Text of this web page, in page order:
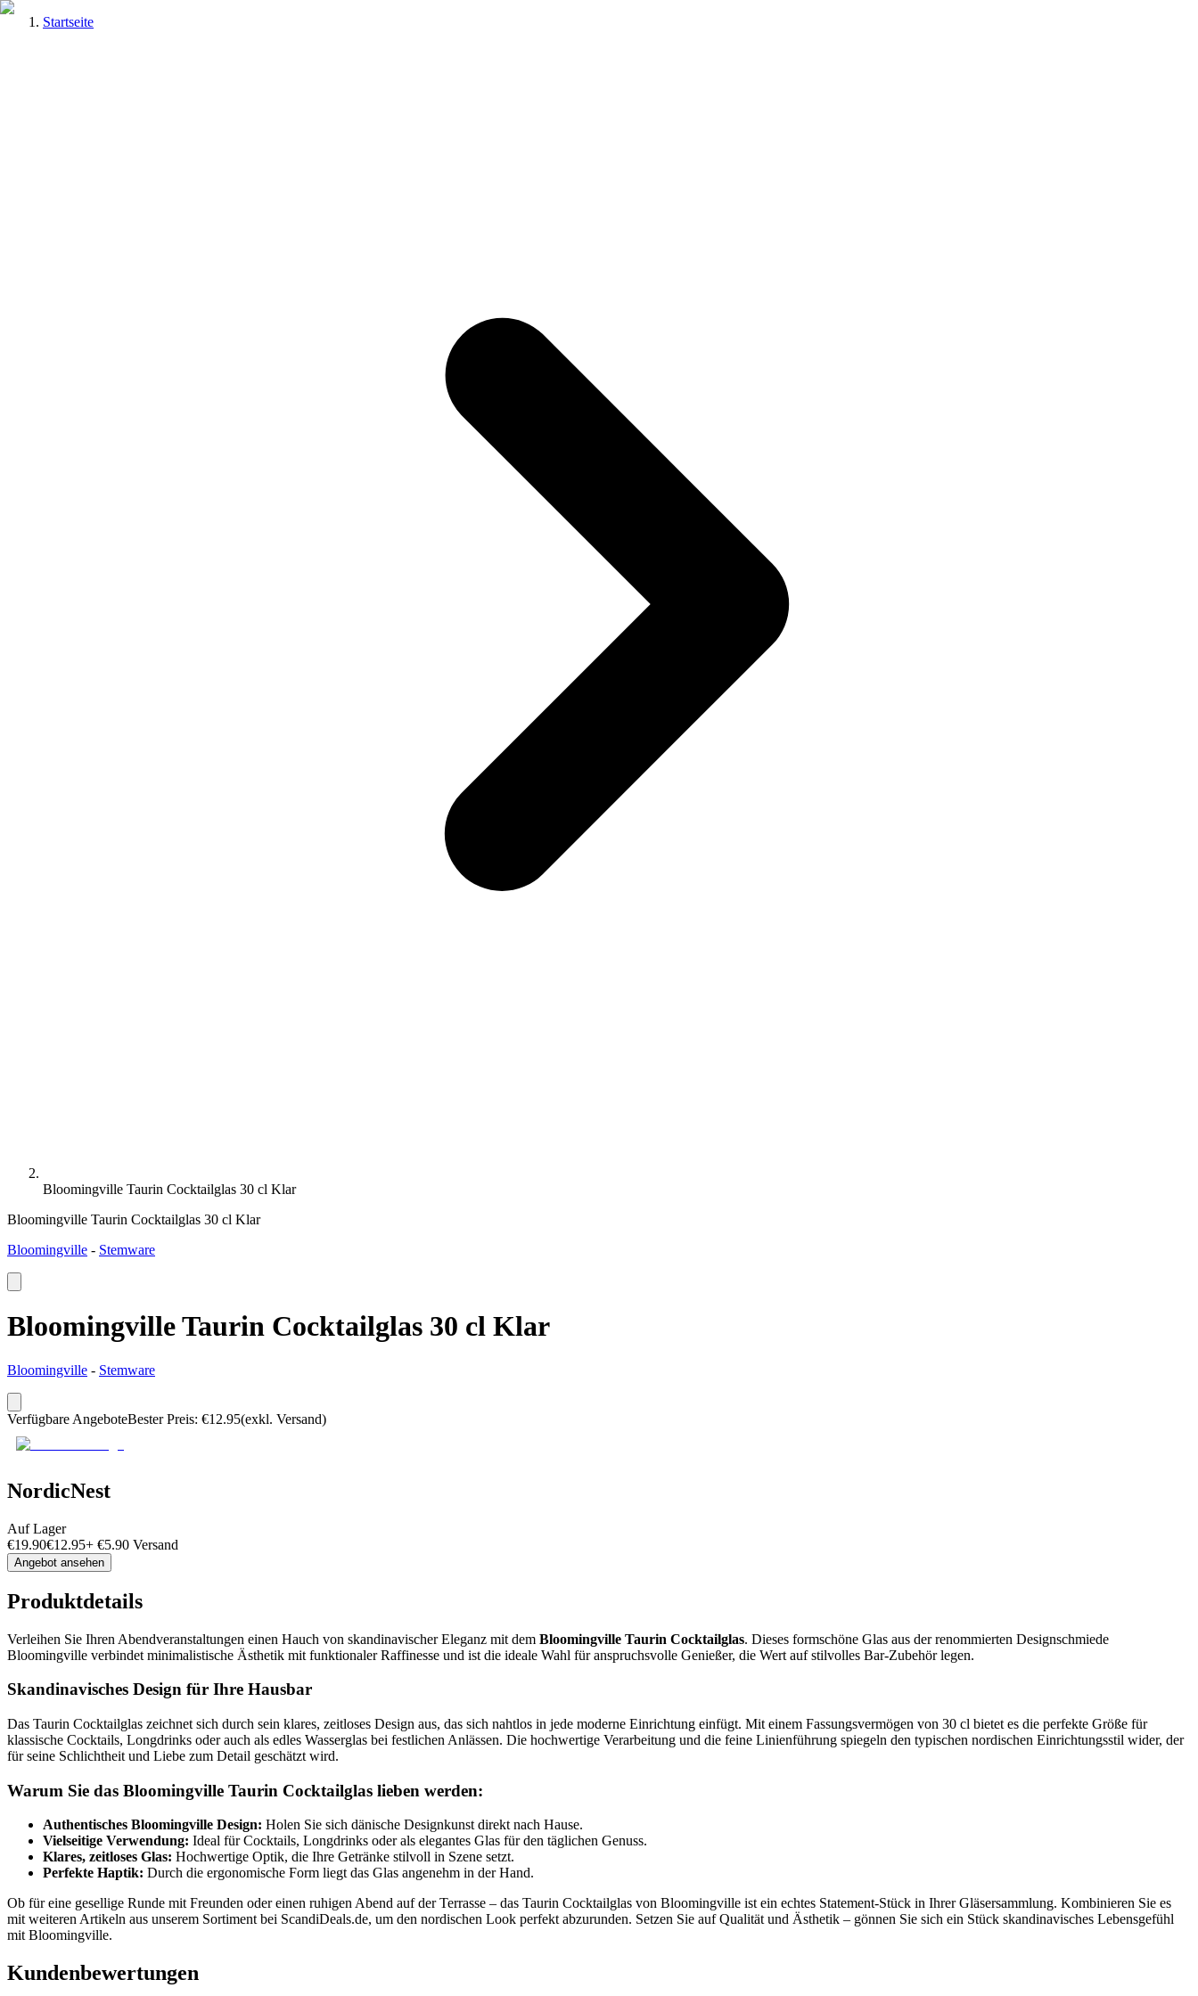
Startseite
Bloomingville Taurin Cocktailglas 30 cl Klar
Bloomingville Taurin Cocktailglas 30 cl Klar
Bloomingville - Stemware
Bloomingville Taurin Cocktailglas 30 cl Klar
Bloomingville - Stemware
Verfügbare AngeboteBester Preis: €12.95(exkl. Versand)
NordicNest
Auf Lager
€19.90€12.95+ €5.90 Versand
Angebot ansehen
Produktdetails
Verleihen Sie Ihren Abendveranstaltungen einen Hauch von skandinavischer Eleganz mit dem Bloomingville Taurin Cocktailglas. Dieses formschöne Glas aus der renommierten Designschmiede
Bloomingville verbindet minimalistische Ästhetik mit funktionaler Raffinesse und ist die ideale Wahl für anspruchsvolle Genießer, die Wert auf stilvolles Bar-Zubehör legen.
Skandinavisches Design für Ihre Hausbar
Das Taurin Cocktailglas zeichnet sich durch sein klares, zeitloses Design aus, das sich nahtlos in jede moderne Einrichtung einfügt. Mit einem Fassungsvermögen von 30 cl bietet es die perfekte Größe für
klassische Cocktails, Longdrinks oder auch als edles Wasserglas bei festlichen Anlässen. Die hochwertige Verarbeitung und die feine Linienführung spiegeln den typischen nordischen Einrichtungsstil wider, der
für seine Schlichtheit und Liebe zum Detail geschätzt wird.
Warum Sie das Bloomingville Taurin Cocktailglas lieben werden:
Authentisches Bloomingville Design: Holen Sie sich dänische Designkunst direkt nach Hause.
Vielseitige Verwendung: Ideal für Cocktails, Longdrinks oder als elegantes Glas für den täglichen Genuss.
Klares, zeitloses Glas: Hochwertige Optik, die Ihre Getränke stilvoll in Szene setzt.
Perfekte Haptik: Durch die ergonomische Form liegt das Glas angenehm in der Hand.
Ob für eine gesellige Runde mit Freunden oder einen ruhigen Abend auf der Terrasse – das Taurin Cocktailglas von Bloomingville ist ein echtes Statement-Stück in Ihrer Gläsersammlung. Kombinieren Sie es
mit weiteren Artikeln aus unserem Sortiment bei ScandiDeals.de, um den nordischen Look perfekt abzurunden. Setzen Sie auf Qualität und Ästhetik – gönnen Sie sich ein Stück skandinavisches Lebensgefühl
mit Bloomingville.
Kundenbewertungen